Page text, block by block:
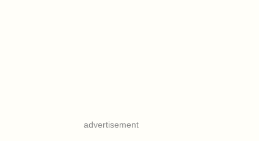
advertisement